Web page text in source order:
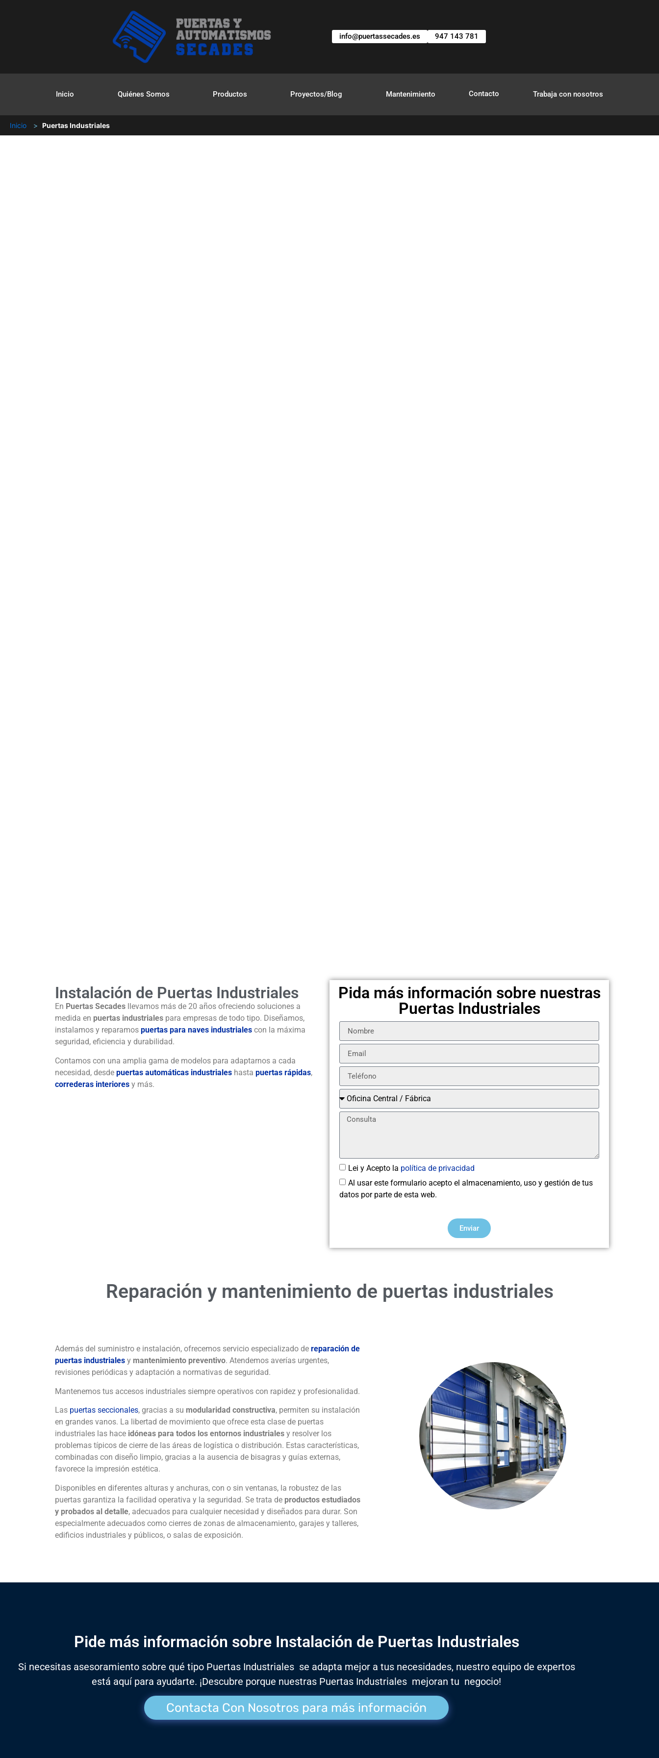
info@puertassecades.es 947 143 781
Inicio Quiénes Somos Productos Proyectos/Blog Mantenimiento Contacto Trabaja con nosotros
Inicio > Puertas Industriales
Instalación de Puertas Industriales
En Puertas Secades llevamos más de 20 años ofreciendo soluciones a
medida en puertas industriales para empresas de todo tipo. Diseñamos,
instalamos y reparamos puertas para naves industriales con la máxima
seguridad, eficiencia y durabilidad.
Contamos con una amplia gama de modelos para adaptarnos a cada
necesidad, desde puertas automáticas industriales hasta puertas rápidas,
correderas interiores y más.
Pida más información sobre nuestras
Puertas Industriales
Lei y Acepto la política de privacidad
Al usar este formulario acepto el almacenamiento, uso y gestión de tus
datos por parte de esta web.
Enviar
Reparación y mantenimiento de puertas industriales
Además del suministro e instalación, ofrecemos servicio especializado de reparación de
puertas industriales y mantenimiento preventivo. Atendemos averías urgentes,
revisiones periódicas y adaptación a normativas de seguridad.
Mantenemos tus accesos industriales siempre operativos con rapidez y profesionalidad.
Las puertas seccionales, gracias a su modularidad constructiva, permiten su instalación
en grandes vanos. La libertad de movimiento que ofrece esta clase de puertas
industriales las hace idóneas para todos los entornos industriales y resolver los
problemas típicos de cierre de las áreas de logística o distribución. Estas características,
combinadas con diseño limpio, gracias a la ausencia de bisagras y guías externas,
favorece la impresión estética.
Disponibles en diferentes alturas y anchuras, con o sin ventanas, la robustez de las
puertas garantiza la facilidad operativa y la seguridad. Se trata de productos estudiados
y probados al detalle, adecuados para cualquier necesidad y diseñados para durar. Son
especialmente adecuados como cierres de zonas de almacenamiento, garajes y talleres,
edificios industriales y públicos, o salas de exposición.
Pide más información sobre Instalación de Puertas Industriales
Si necesitas asesoramiento sobre qué tipo Puertas Industriales se adapta mejor a tus necesidades, nuestro equipo de expertos
está aquí para ayudarte. ¡Descubre porque nuestras Puertas Industriales mejoran tu negocio!
Contacta Con Nosotros para más información